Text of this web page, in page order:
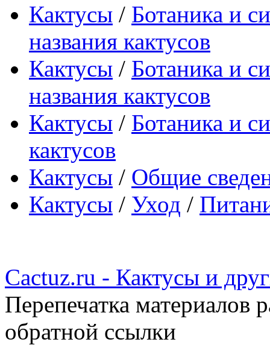
Кактусы / Ботаника и
названия кактусов
Кактусы / Ботаника и
названия кактусов
Кактусы / Ботаника и
кактусов
Кактусы / Общие
Кактусы / Уход /
Cactuz.ru - Кактусы и
Перепечатка материалов
обратной ссылки